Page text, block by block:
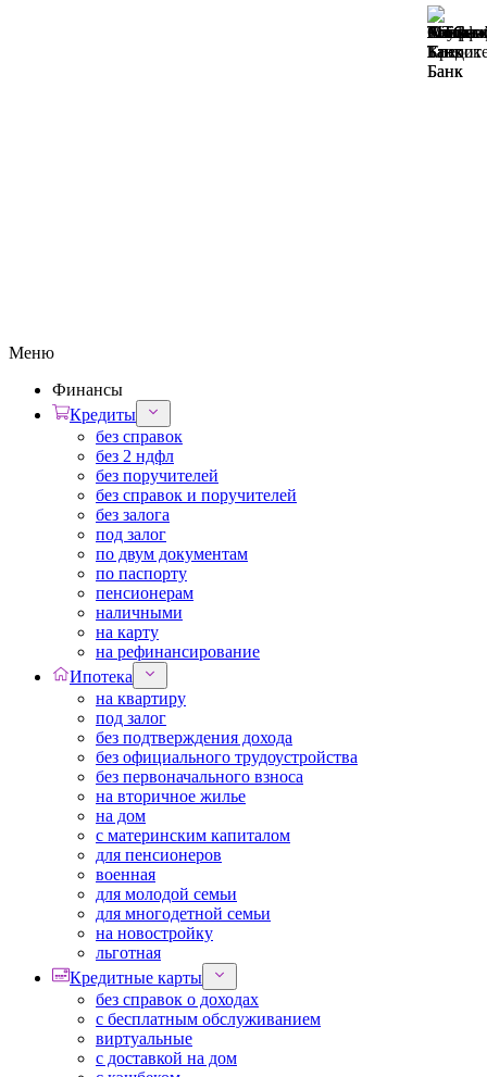
Меню
Финансы
Кредиты
без справок
без 2 ндфл
без поручителей
без справок и поручителей
без залога
под залог
по двум документам
по паспорту
пенсионерам
наличными
на карту
на рефинансирование
Ипотека
на квартиру
под залог
без подтверждения дохода
без официального трудоустройства
без первоначального взноса
на вторичное жилье
на дом
с материнским капиталом
для пенсионеров
военная
для молодой семьи
для многодетной семьи
на новостройку
льготная
Кредитные карты
без справок о доходах
с бесплатным обслуживанием
виртуальные
с доставкой на дом